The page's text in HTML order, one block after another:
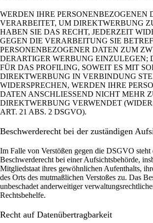
WERDEN IHRE PERSONENBEZOGENEN
VERARBEITET, UM DIREKTWERBUNG
HABEN SIE DAS RECHT, JEDERZEIT
GEGEN DIE VERARBEITUNG SIE
PERSONENBEZOGENER DATEN ZUM
DERARTIGER WERBUNG EINZULEGEN;
FÜR DAS PROFILING, SOWEIT ES MIT
DIREKTWERBUNG IN VERBINDUNG
WIDERSPRECHEN, WERDEN IHRE
DATEN ANSCHLIESSEND NICHT MEHR
DIREKTWERBUNG VERWENDET
ART. 21 ABS. 2 DSGVO).
Beschwerde­recht bei der zuständigen
Im Falle von Verstößen gegen die DSGVO steht
Beschwerderecht bei einer Aufsichtsbehörde,
Mitgliedstaat ihres gewöhnlichen Aufenthalts,
des Orts des mutmaßlichen Verstoßes zu. Das
unbeschadet anderweitiger
Rechtsbehelfe.
Recht auf Daten­übertrag­barkeit